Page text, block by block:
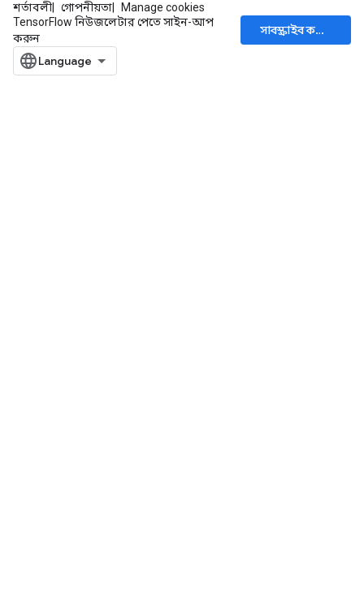
শর্তাবলী গোপনীয়তা
Manage cookies
TensorFlow নিউজলেটার পেতে সাইন-আপ
করুন
সাবস্ক্রাইব করুন